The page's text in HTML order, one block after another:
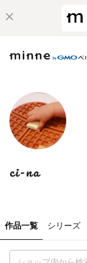
ci-na
作品一覧 シリーズ